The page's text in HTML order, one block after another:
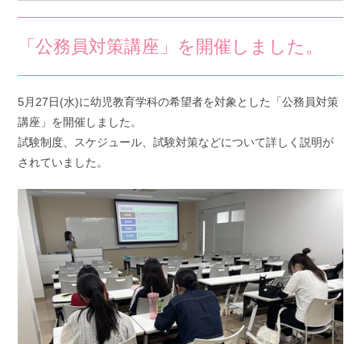
「公務員対策講座」を開催しました。
5月27日(水)に幼児教育学科の希望者を対象とした「公務員対策
講座」を開催しました。
試験制度、スケジュール、試験対策などについて詳しく説明が
されていました。